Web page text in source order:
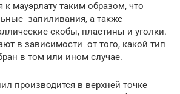
к мауэрлату таким образом, что
запиливания, а также
скобы, пластины и уголки.
в зависимости от того, какой тип
в том или ином случае.
производится в верхней точке